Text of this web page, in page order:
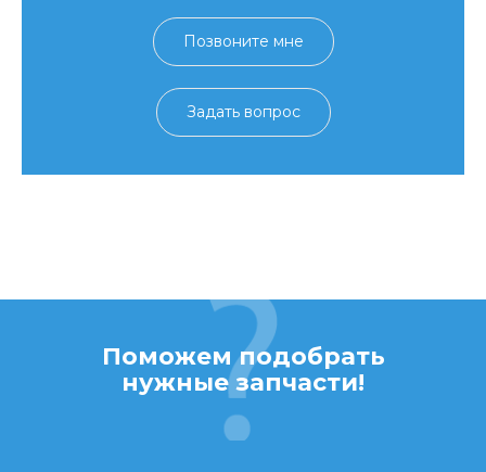
Позвоните мне
Задать вопрос
Поможем подобрать
нужные запчасти!